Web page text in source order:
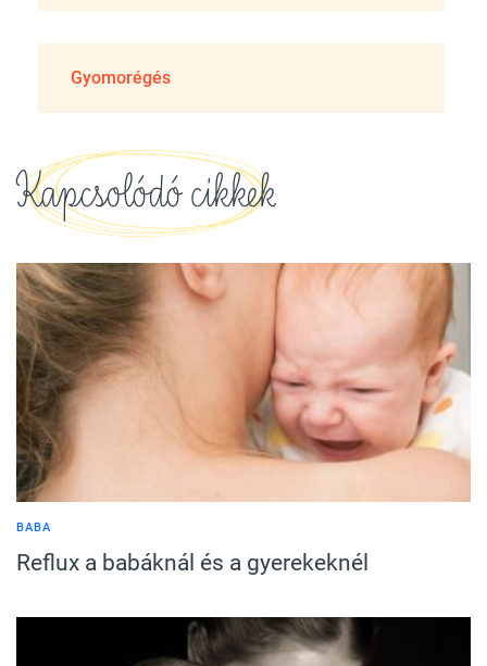
Gyomorégés
Kapcsolódó cikkek
BABA
Reflux a babáknál és a gyerekeknél